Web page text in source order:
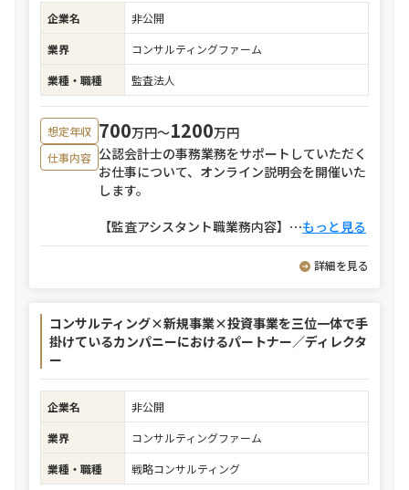
企業名
非公開
業界
コンサルティングファーム
業種・職種
監査法人
想定年収 700万円〜1200万円
仕事内容 公認会計士の事務業務をサポートしていただく
お仕事について、オンライン説明会を開催いた
します。
【監査アシスタント職業務内容】 ⋯もっと見る
詳細を見る
コンサルティング×新規事業×投資事業を三位一体で手
掛けているカンパニーにおけるパートナー／ディレクタ
ー
企業名
非公開
業界
コンサルティングファーム
業種・職種
戦略コンサルティング